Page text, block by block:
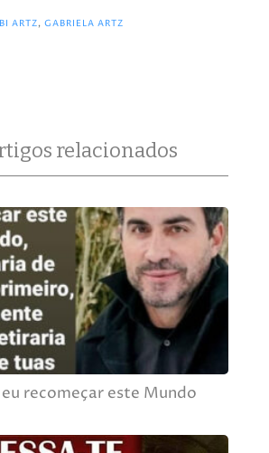
ARTZ, GABRIELA ARTZ
relacionados
eu recomeçar este Mundo